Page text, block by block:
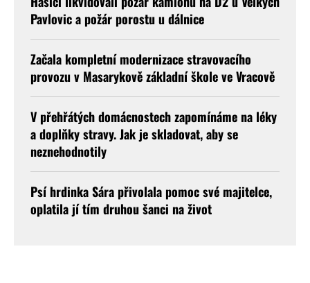
Pavlovic a požár porostu u dálnice
Začala kompletní modernizace stravovacího
provozu v Masarykově základní škole ve Vracově
V přehřátých domácnostech zapomínáme na léky
a doplňky stravy. Jak je skladovat, aby se
neznehodnotily
Psí hrdinka Sára přivolala pomoc své majitelce,
oplatila jí tím druhou šanci na život